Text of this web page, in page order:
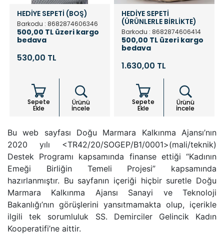
HEDİYE SEPETİ (BOŞ)
Barkodu : 8682874606346
500,00 TL üzeri kargo
bedava
530,00 TL
Sepete
Ekle
Ürünü
İncele
HEDİYE SEPETİ
(ÜRÜNLERLE BİRLİKTE)
Barkodu : 8682874606414
500,00 TL üzeri kargo
bedava
1.630,00 TL
Sepete
Ekle
Ürünü
İncele
Bu web sayfası Doğu Marmara Kalkınma Ajansı’nın
2020 yılı <TR42/20/SOGEP/B1/0001>(mali/teknik)
Destek Programı kapsamında finanse ettiği “Kadının
Emeği Birliğin Temeli Projesi” kapsamında
hazırlanmıştır. Bu sayfanın içeriği hiçbir suretle Doğu
Marmara Kalkınma Ajansı Sanayi ve Teknoloji
Bakanlığı’nın görüşlerini yansıtmamakta olup, içerikle
ilgili tek sorumluluk SS. Demirciler Gelincik Kadın
Kooperatifi’ne aittir.